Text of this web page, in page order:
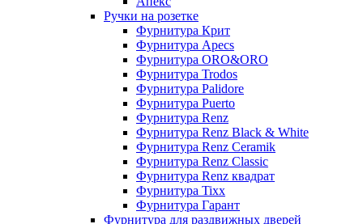
Ручки на розетке
Фурнитура Крит
Фурнитура Apecs
Фурнитура ORO&ORO
Фурнитура Trodos
Фурнитура Palidore
Фурнитура Puerto
Фурнитура Renz
Фурнитура Renz Black & White
Фурнитура Renz Ceramik
Фурнитура Renz Classic
Фурнитура Renz квадрат
Фурнитура Tixx
Фурнитура Гарант
Фурнитура для раздвижных дверей